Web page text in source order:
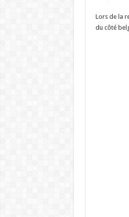
Lors de la
du côté